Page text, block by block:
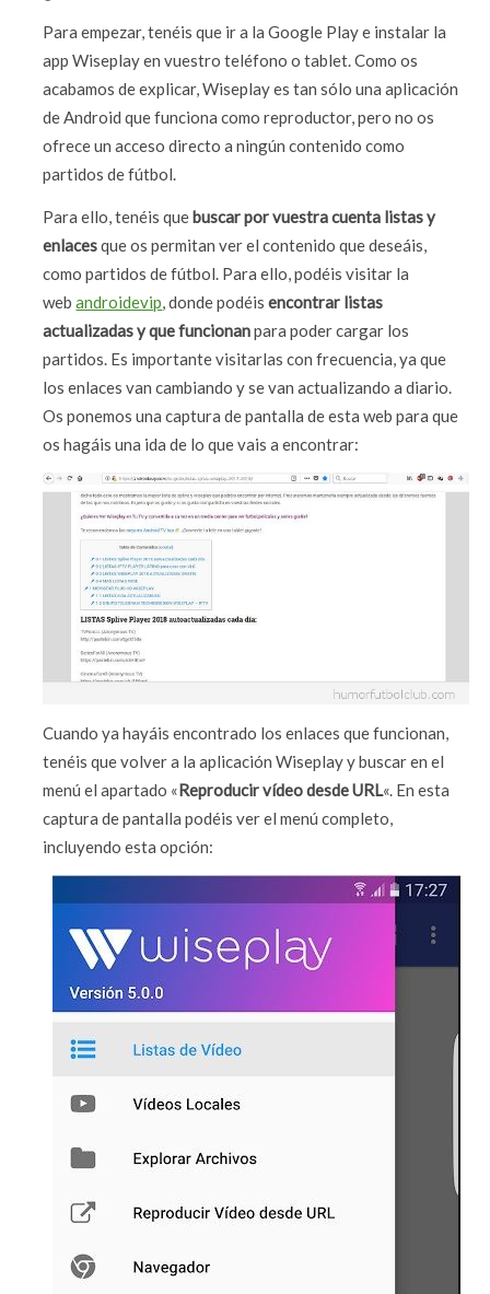
Para empezar, tenéis que ir a la Google Play e instalar la
app Wiseplay en vuestro teléfono o tablet. Como os
acabamos de explicar, Wiseplay es tan sólo una aplicación
de Android que funciona como reproductor, pero no os
ofrece un acceso directo a ningún contenido como
partidos de fútbol.
Para ello, tenéis quebuscar por vuestra cuenta listas y
enlacesque os permitan ver el contenido que deseáis,
como partidos de fútbol. Para ello, podéis visitar la
webandroidevip , donde podéisencontrar listas
actualizadas y que funcionanpara poder cargar los
partidos. Es importante visitarlas con frecuencia, ya que
los enlaces van cambiando y se van actualizando a diario.
Os ponemos una captura de pantalla de esta web para que
os hagáis una ida de lo que vais a encontrar:
Cuando ya hayáis encontrado los enlaces que funcionan,
tenéis que volver a la aplicación Wiseplay y buscar en el
menú el apartado «Reproducir vídeo desde URL «. En esta
captura de pantalla podéis ver el menú completo,
incluyendo esta opción: